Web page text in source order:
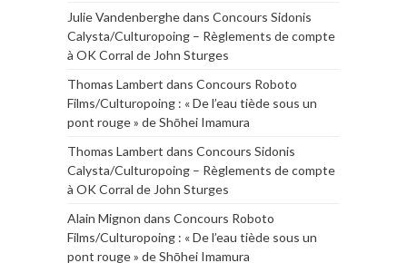
Julie Vandenberghedans Concours Sidonis
Calysta/Culturopoing – Règlements de compte
à OK Corral de John Sturges
Thomas Lambert dans Concours Roboto
Films/Culturopoing : « De l’eau tiède sous un
pont rouge » de Shōhei Imamura
Thomas Lambert dans Concours Sidonis
Calysta/Culturopoing – Règlements de compte
à OK Corral de John Sturges
Alain Mignon dans Concours Roboto
Films/Culturopoing : « De l’eau tiède sous un
pont rouge » de Shōhei Imamura